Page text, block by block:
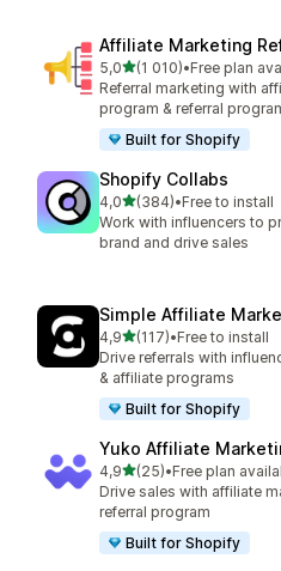
Affiliate Marketing
5,0av 5 stjerner
(1 010)
Totalt 1010 omtaler
•Free plan
Referral marketing with
program & referral
Built for Shopify
Shopify Collabs
4,0av 5 stjerner
(384)
Totalt 384 omtaler
•Free to install
Work with influencers to
brand and drive sales
Simple Affiliate
4,9av 5 stjerner
(117)
Totalt 117 omtaler
•Free to install
Drive referrals with
& affiliate programs
Built for Shopify
Yuko Affiliate
4,9av 5 stjerner
(25)
Totalt 25 omtaler
•Free plan
Drive sales with affiliate
referral program
Built for Shopify